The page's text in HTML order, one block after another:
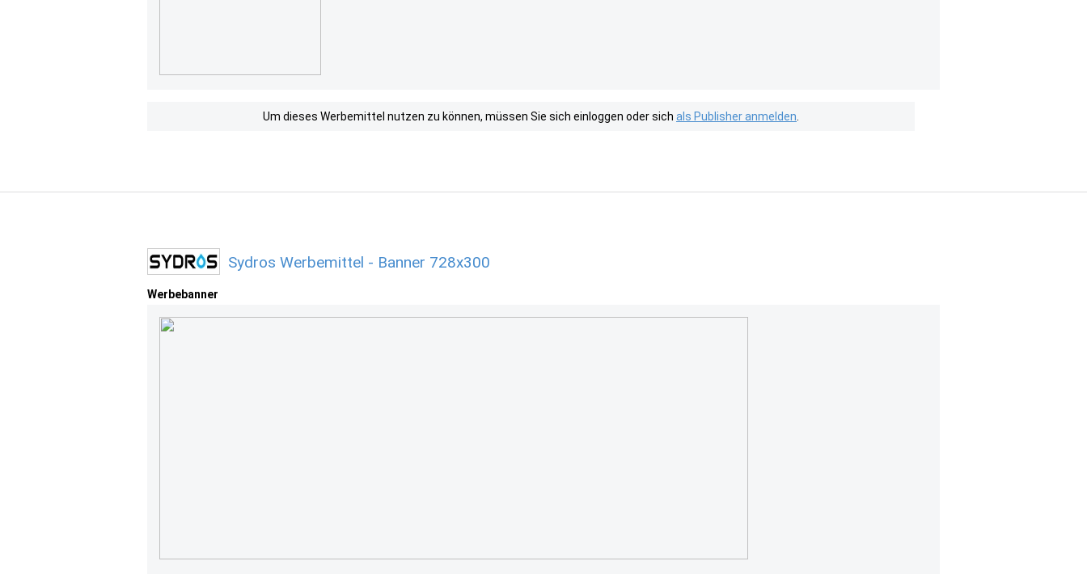
Um dieses Werbemittel nutzen zu können, müssen Sie sich einloggen oder sich als Publisher anmelden
Sydros Werbemittel - Banner 728x300
Werbebanner